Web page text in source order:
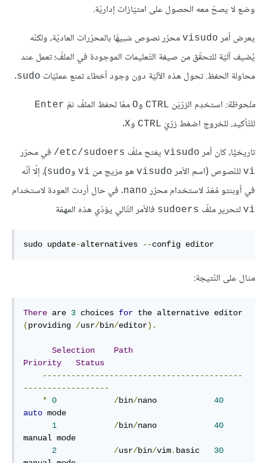
وضع لا يصحّ معه الحصول على امتيّازات إداريّة.
يعرض أمر visudo محرّر نصوص شبيهًا بالمحرّرات العاديّة، ولكنّه
يُضيف آليّة للتحقّق من صيغة التّعليمات الموجودة في الملفّ؛ تعمل عند
محاولة الحفظ. تحول هذه الآليّة دون وجود أخطاء تمنع عمليّات sudo
.
ملحوظة: استخدِم الزرّيْن CTRL وO معًا لحفظ الملفّ ثمّ Enter
للتّأكيد. للخروج اضغط زرّيْ CTRL وX
.
تاريخيًَا، كان أمر visudo يفتح ملفّ etc/sudoers/ في محرّر
vi للنّصوص (اسم الأمر visudo هو مزيج من vi وsudo)، إلّا أنّه
في أوبنتو مُعَدّ لاستخدام محرّر nano. في حال أردت العودة لاستخدام
vi لتحرير ملفّ sudoers فالأمر التّالي يؤدّي هذه المهمّة
sudo update-alternatives --config editor
مثال على النّتيجة:
There are 3 choices for
(providing /usr/bin/editor).
Selection
Path
Priority
Status
------------------------------------------
------------------
* 0 /bin/nano 40
auto mode
1
/bin/nano 40
manual mode
2
/usr/bin/vim. basic 30